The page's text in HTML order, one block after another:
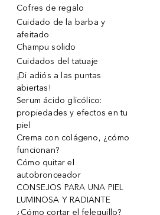
Cofres de regalo
Cuidado de la barba y
afeitado
Champu solido
Cuidados del tatuaje
¡Di adiós a las puntas
abiertas!
Serum ácido glicólico:
propiedades y efectos en tu
piel
Crema con colágeno, ¿cómo
funcionan?
Cómo quitar el
autobronceador
CONSEJOS PARA UNA PIEL
LUMINOSA Y RADIANTE
¿Cómo cortar el felequillo?